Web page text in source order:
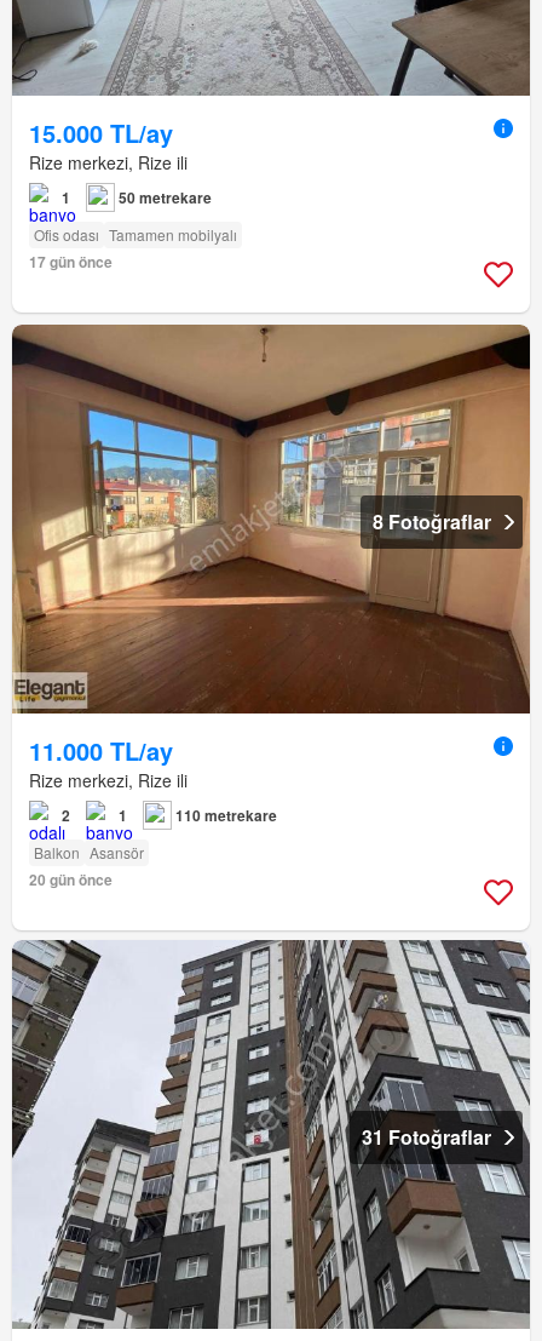
15.000 TL/ay
Rize merkezi, Rize ili
1 50 metrekare
Ofis odası Tamamen mobilyalı
17 gün önce
8 Fotoğraflar
11.000 TL/ay
Rize merkezi, Rize ili
2 1 110 metrekare
Balkon Asansör
20 gün önce
31 Fotoğraflar